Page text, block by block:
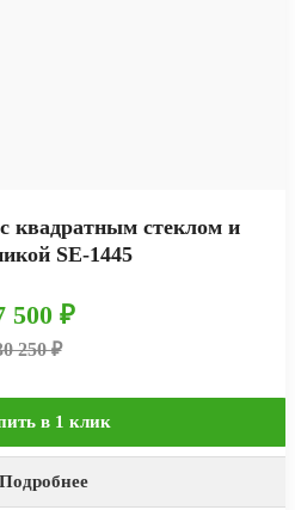
квадратным стеклом и
SE-1445
500 ₽
250 ₽
в 1 клик
Подробнее